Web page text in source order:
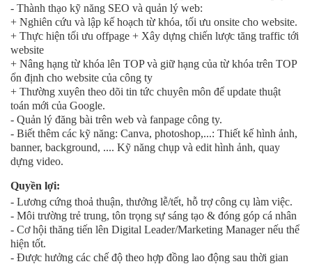
- Thành thạo kỹ năng SEO và quản lý web:
+ Nghiên cứu và lập kế hoạch từ khóa, tối ưu onsite cho website.
+ Thực hiện tối ưu offpage + Xây dựng chiến lược tăng traffic tới
website
+ Nâng hạng từ khóa lên TOP và giữ hạng của từ khóa trên TOP
ổn định cho website của công ty
+ Thường xuyên theo dõi tin tức chuyên môn để update thuật
toán mới của Google.
- Quản lý đăng bài trên web và fanpage công ty.
- Biết thêm các kỹ năng: Canva, photoshop,...: Thiết kế hình ảnh,
banner, background, .... Kỹ năng chụp và edit hình ảnh, quay
dựng video.
Quyền lợi:
- Lương cứng thoả thuận, thưởng lễ/tết, hỗ trợ công cụ làm việc.
- Môi trường trẻ trung, tôn trọng sự sáng tạo & đóng góp cá nhân
- Cơ hội thăng tiến lên Digital Leader/Marketing Manager nếu thể
hiện tốt.
- Được hưởng các chế độ theo hợp đồng lao động sau thời gian